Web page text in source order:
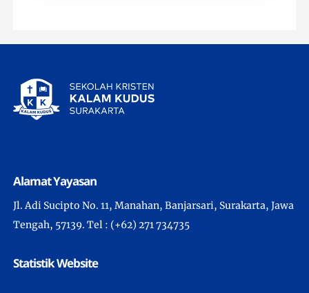
Alamat Yayasan
Jl. Adi Sucipto No. 11, Manahan, Banjarsari, Surakarta, Jawa
Tengah, 57139. Tel : (+62) 271 734735
Statistik Website